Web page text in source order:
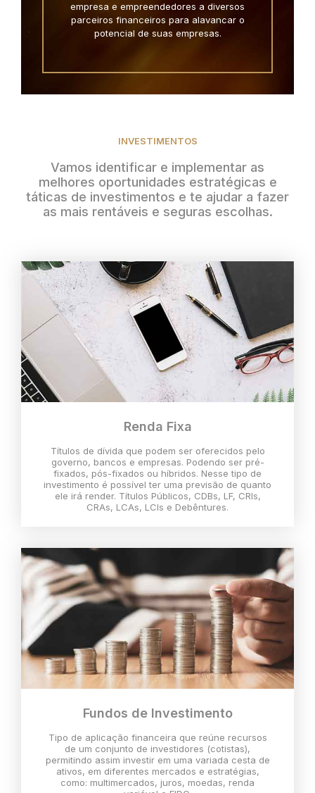
empresa e empreendedores a diversos
parceiros financeiros para alavancar o
potencial de suas empresas.
INVESTIMENTOS
Vamos identificar e implementar as
melhores oportunidades estratégicas e
táticas de investimentos e te ajudar a fazer
as mais rentáveis e seguras escolhas.
Renda Fixa
Títulos de dívida que podem ser oferecidos pelo
governo, bancos e empresas. Podendo ser pré-
fixados, pós-fixados ou híbridos. Nesse tipo de
investimento é possível ter uma previsão de quanto
ele irá render. Títulos Públicos, CDBs, LF, CRIs,
CRAs, LCAs, LCIs e Debêntures.
Fundos de Investimento
Tipo de aplicação financeira que reúne recursos
de um conjunto de investidores (cotistas),
permitindo assim investir em uma variada cesta de
ativos, em diferentes mercados e estratégias,
como: multimercados, juros, moedas, renda